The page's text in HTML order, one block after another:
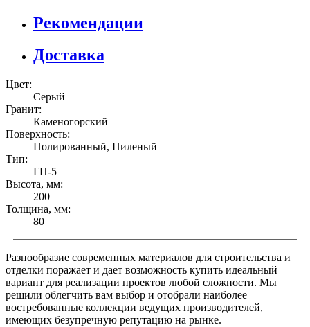
Рекомендации
Доставка
Цвет:
Серый
Гранит:
Каменогорский
Поверхность:
Полированный, Пиленый
Тип:
ГП-5
Высота, мм:
200
Толщина, мм:
80
Разнообразие современных материалов для строительства и
отделки поражает и дает возможность купить идеальный
вариант для реализации проектов любой сложности. Мы
решили облегчить вам выбор и отобрали наиболее
востребованные коллекции ведущих производителей,
имеющих безупречную репутацию на рынке.